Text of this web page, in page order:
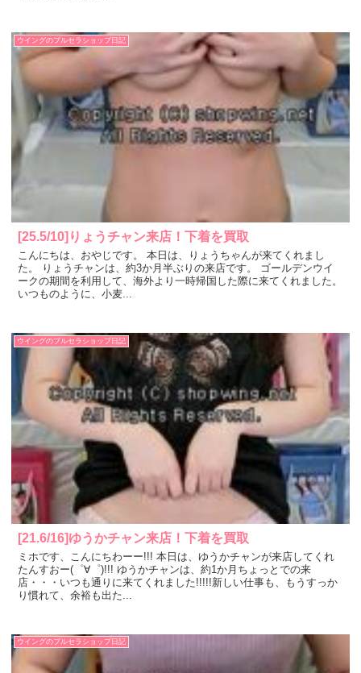
ウイングのブルセラショップ日記
[25.5/10]りょうチャン来店！下着を買取
こんにちは、おやじです。 本日は、りょうちゃんが来てくれまし
た。 りょうチャンは、約3か月半ぶりの来店です。 ゴールデンウイ
ークの期間を利用して、海外より一時帰国した際に来てくれました。
いつものように、小麦...
ウイングのブルセラショップ日記
[21.6/16]ゆうかチャン来店！下着を買取
ミホです、こんにちわーー!!! 本日は、ゆうかチャンが来店してくれ
たんすおー(゜∀゜)!!! ゆうかチャンは、約1か月ちょっとでの来
店・・・いつも通りに来てくれました!!!!!新しい仕事も、もうすっか
り慣れて、余裕も出た...
ウイングのブルセラショップ日記